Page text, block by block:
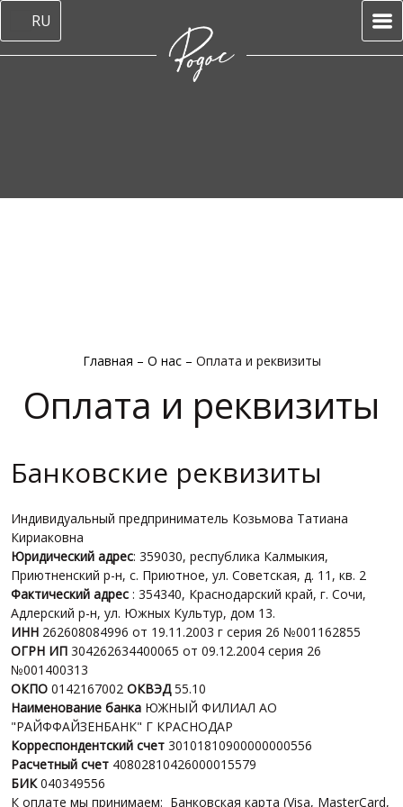
RU
Главная – О нас – Оплата и реквизиты
Оплата и реквизиты
Банковские реквизиты
Индивидуальный предприниматель Козьмова Татиана
Кириаковна
Юридический адрес: 359030, республика Калмыкия,
Приютненский р-н, с. Приютное, ул. Советская, д. 11, кв. 2
Фактический адрес : 354340, Краснодарский край, г. Сочи,
Адлерский р-н, ул. Южных Культур, дом 13.
ИНН 262608084996 от 19.11.2003 г серия 26 №001162855
ОГРН ИП 304262634400065 от 09.12.2004 серия 26
№001400313
ОКПО 0142167002 ОКВЭД55.10
Наименование банка ЮЖНЫЙ ФИЛИАЛ АО
"РАЙФФАЙЗЕНБАНК" Г КРАСНОДАР
Корреспондентский счет 30101810900000000556
Расчетный счет 40802810426000015579
БИК040349556
К оплате мы принимаем: Банковская карта (Visa, MasterCard,